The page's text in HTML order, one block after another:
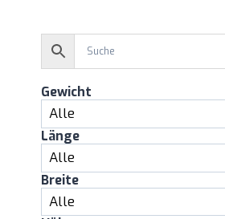
Gewicht
Länge
Breite